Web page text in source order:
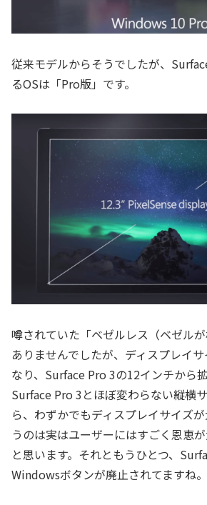
従来モデルからそうでしたが、
るOSは「Pro版」です。
噂されていた「ベゼルレス（ベゼル
ありませんでしたが、ディスプレイ
なり、Surface Pro 3の12インチから
Surface Pro 3とほぼ変わらない縦横
ら、わずかでもディスプレイサイズ
うのは実はユーザーにはすごく恩恵
と思います。それともうひとつ、
Windowsボタンが廃止されてますね。